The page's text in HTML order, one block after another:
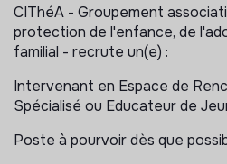
CIThéA - Groupement
protection de l'enfance, de
familial - recrute un(e) :
Intervenant en Espace de
Spécialisé ou Educateur de
Poste à pourvoir dès que